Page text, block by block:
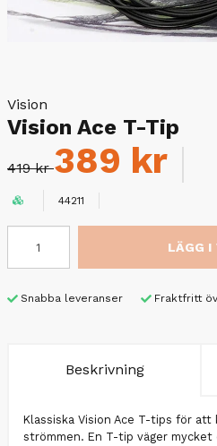
Vision
Vision Ace T-Tip
419 kr389 kr
44211
LÄGG I
Snabba leveranser Fraktfritt
Beskrivning
Klassiska Vision Ace T-tips för
strömmen. En T-tip väger mycket